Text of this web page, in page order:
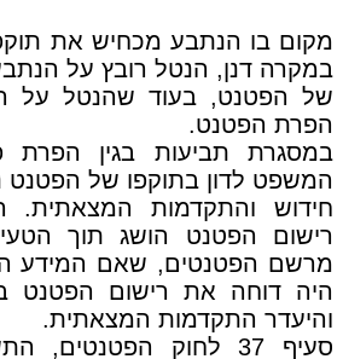
מקום בו הנתבע מכחיש את
במקרה דנן, הנטל רובץ על
של הפטנט, בעוד שהנטל על
הפרת הפטנט.
במסגרת תביעות בגין
המשפט לדון בתוקפו של הפטנט
חידוש והתקדמות המצאתית.
רישום הפטנט הושג תוך
מרשם הפטנטים, שאם המידע
היה דוחה את רישום הפטנט
והיעדר התקדמות המצאתית.